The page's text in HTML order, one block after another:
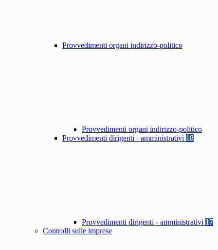
Provvedimenti organi indirizzo-politico
Provvedimenti organi indirizzo-politico
Provvedimenti dirigenti - amministrativi 18
Provvedimenti dirigenti - amministrativi 17
Controlli sulle imprese